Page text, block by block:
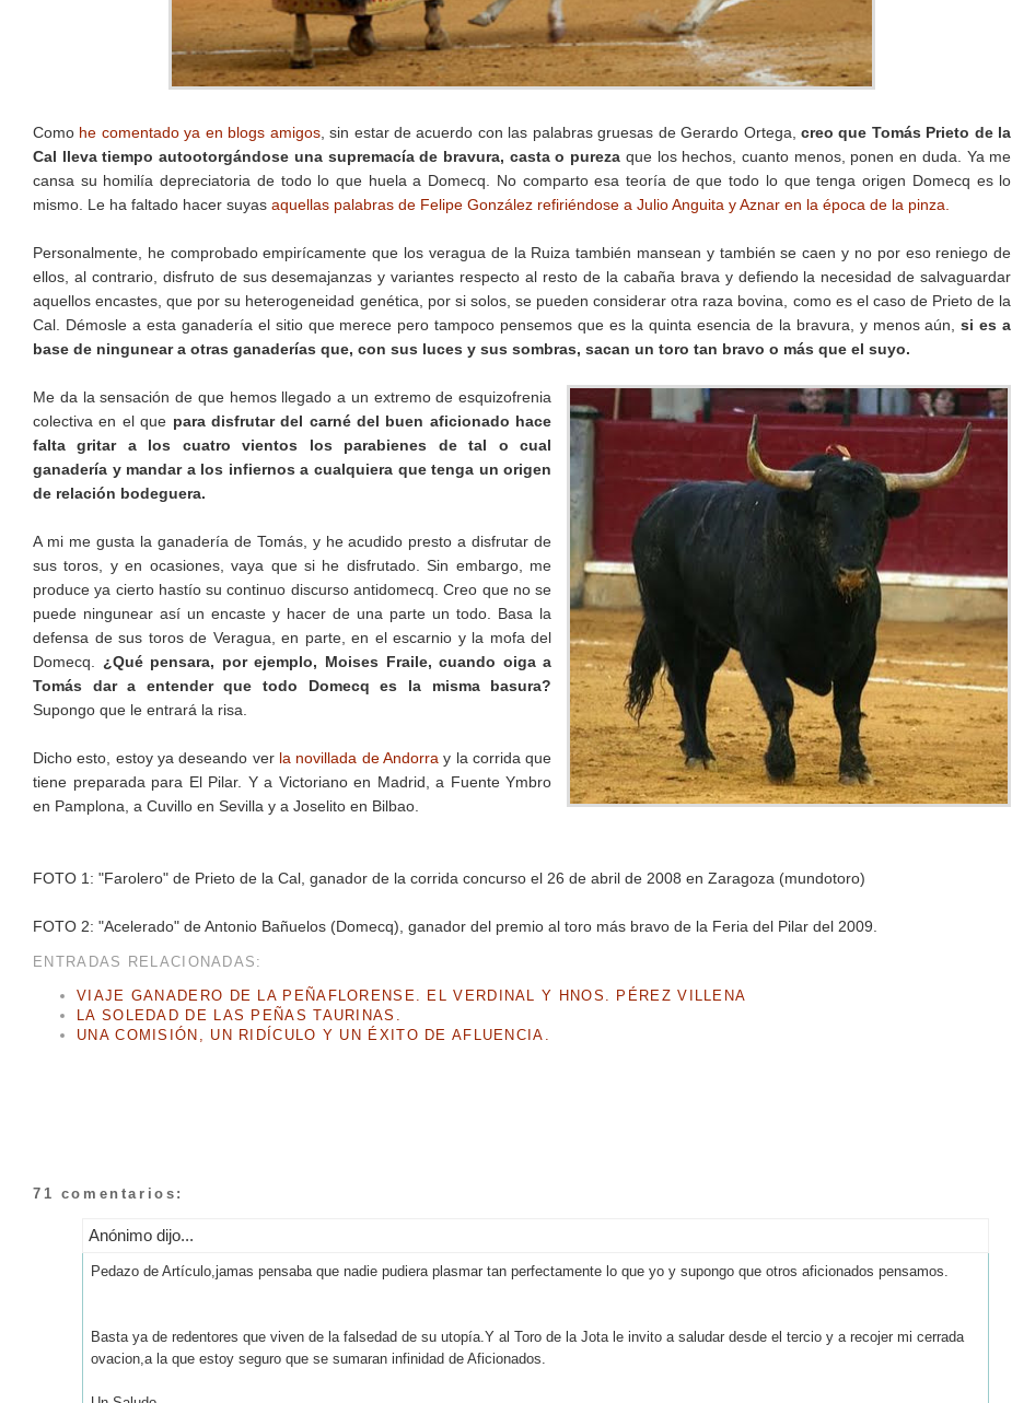
Como he comentado ya en blogs amigos, sin estar de acuerdo con las palabras gruesas de Gerardo Ortega,creo que Tomás Prieto de la
Cal lleva tiempo autootorgándose una supremacía de bravura, casta o pureza que los hechos, cuanto menos, ponen en duda. Ya me
cansa su homilía depreciatoria de todo lo que huela a Domecq. No comparto esa teoría de que todo lo que tenga origen Domecq es lo
mismo. Le ha faltado hacer suyas aquellas palabras de Felipe González refiriéndose a Julio Anguita y Aznar en la época de la pinza.
Personalmente, he comprobado empirícamente que los veragua de la Ruiza también mansean y también se caen y no por eso reniego de
ellos, al contrario, disfruto de sus desemajanzas y variantes respecto al resto de la cabaña brava y defiendo la necesidad de salvaguardar
aquellos encastes, que por su heterogeneidad genética, por si solos, se pueden considerar otra raza bovina, como es el caso de Prieto de la
Cal. Démosle a esta ganadería el sitio que merece pero tampoco pensemos que es la quinta esencia de la bravura, y menos aún,si es a
base de ningunear a otras ganaderías que, con sus luces y sus sombras, sacan un toro tan bravo o más que el suyo.
Me da la sensación de que hemos llegado a un extremo de esquizofrenia
colectiva en el que para disfrutar del carné del buen aficionado hace
falta gritar a los cuatro vientos los parabienes de tal o cual
ganadería y mandar a los infiernos a cualquiera que tenga un origen
de relación bodeguera.
A mi me gusta la ganadería de Tomás, y he acudido presto a disfrutar de
sus toros, y en ocasiones, vaya que si he disfrutado. Sin embargo, me
produce ya cierto hastío su continuo discurso antidomecq. Creo que no se
puede ningunear así un encaste y hacer de una parte un todo. Basa la
defensa de sus toros de Veragua, en parte, en el escarnio y la mofa del
Domecq. ¿Qué pensara, por ejemplo, Moises Fraile, cuando oiga a
Tomás dar a entender que todo Domecq es la misma basura?
Supongo que le entrará la risa.
Dicho esto, estoy ya deseando ver la novillada de Andorra y la corrida que
tiene preparada para El Pilar. Y a Victoriano en Madrid, a Fuente Ymbro
en Pamplona, a Cuvillo en Sevilla y a Joselito en Bilbao.
FOTO 1: "Farolero" de Prieto de la Cal, ganador de la corrida concurso el 26 de abril de 2008 en Zaragoza (mundotoro)
FOTO 2: "Acelerado" de Antonio Bañuelos (Domecq), ganador del premio al toro más bravo de la Feria del Pilar del 2009.
ENTRADAS RELACIONADAS:
VIAJE GANADERO DE LA PEÑAFLORENSE. EL VERDINAL Y HNOS. PÉREZ VILLENA
LA SOLEDAD DE LAS PEÑAS TAURINAS.
UNA COMISIÓN, UN RIDÍCULO Y UN ÉXITO DE AFLUENCIA.
71 comentarios:
Anónimo dijo...
Pedazo de Artículo,jamas pensaba que nadie pudiera plasmar tan perfectamente lo que yo y supongo que otros aficionados pensamos.
Basta ya de redentores que viven de la falsedad de su utopía.Y al Toro de la Jota le invito a saludar desde el tercio y a recojer mi cerrada
ovacion,a la que estoy seguro que se sumaran infinidad de Aficionados.